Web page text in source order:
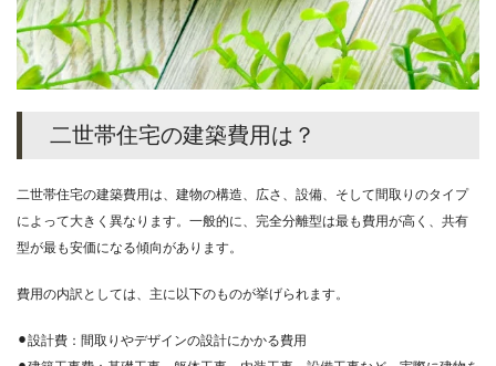
二世帯住宅の建築費用は？
二世帯住宅の建築費用は、建物の構造、広さ、設備、そして間取りのタイプ
によって大きく異なります。一般的に、完全分離型は最も費用が高く、共有
型が最も安価になる傾向があります。
費用の内訳としては、主に以下のものが挙げられます。
⚫︎設計費：間取りやデザインの設計にかかる費用